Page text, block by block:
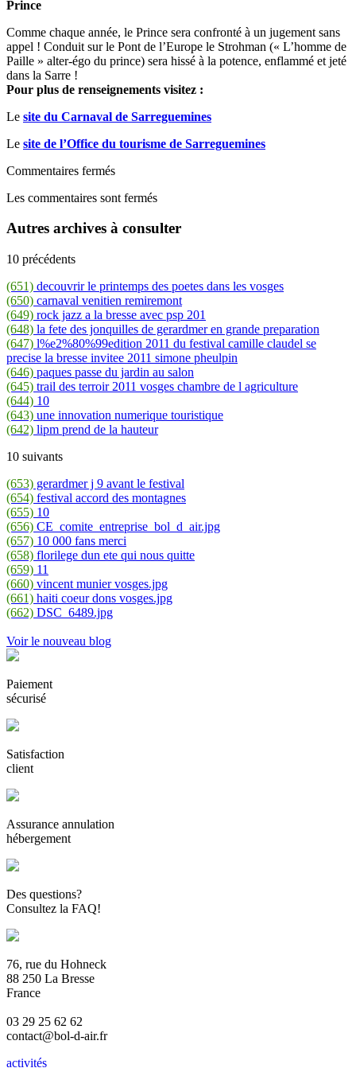
Prince
Comme chaque année, le Prince sera confronté à un jugement sans
appel ! Conduit sur le Pont de l’Europe le Strohman (« L’homme de
Paille » alter-égo du prince) sera hissé à la potence, enflammé et jeté
dans la Sarre !
Pour plus de renseignements visitez :
Le site du Carnaval de Sarreguemines
Le site de l’Office du tourisme de Sarreguemines
Commentaires fermés
Les commentaires sont fermés
Autres archives à consulter
10 précédents
(651) decouvrir le printemps des poetes dans les vosges
(650) carnaval venitien remiremont
(649) rock jazz a la bresse avec psp 201
(648) la fete des jonquilles de gerardmer en grande preparation
(647) l%e2%80%99edition 2011 du festival camille claudel se
precise la bresse invitee 2011 simone pheulpin
(646) paques passe du jardin au salon
(645) trail des terroir 2011 vosges chambre de l agriculture
(644) 10
(643) une innovation numerique touristique
(642) lipm prend de la hauteur
10 suivants
(653) gerardmer j 9 avant le festival
(654) festival accord des montagnes
(655) 10
(656) CE_comite_entreprise_bol_d_air.jpg
(657) 10 000 fans merci
(658) florilege dun ete qui nous quitte
(659) 11
(660) vincent munier vosges.jpg
(661) haiti coeur dons vosges.jpg
(662) DSC_6489.jpg
Voir le nouveau blog
Paiement
sécurisé
Satisfaction
client
Assurance annulation
hébergement
Des questions?
Consultez la FAQ!
76, rue du Hohneck
88 250 La Bresse
France
03 29 25 62 62
contact@bol-d-air.fr
activités